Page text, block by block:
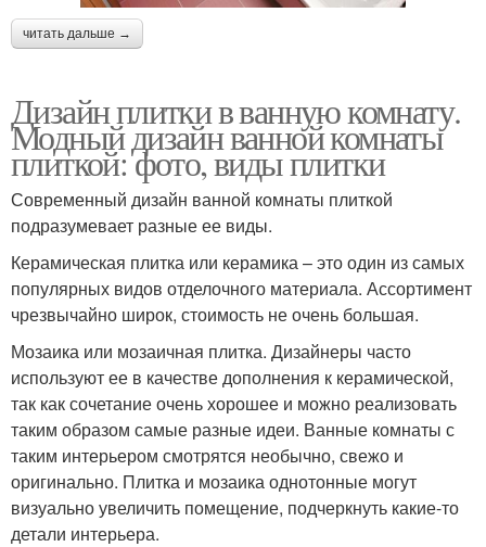
читать дальше →
Дизайн плитки в ванную комнату.
Модный дизайн ванной комнаты
плиткой: фото, виды плитки
Современный дизайн ванной комнаты плиткой
подразумевает разные ее виды.
Керамическая плитка или керамика – это один из самых
популярных видов отделочного материала. Ассортимент
чрезвычайно широк, стоимость не очень большая.
Мозаика или мозаичная плитка. Дизайнеры часто
используют ее в качестве дополнения к керамической,
так как сочетание очень хорошее и можно реализовать
таким образом самые разные идеи. Ванные комнаты с
таким интерьером смотрятся необычно, свежо и
оригинально. Плитка и мозаика однотонные могут
визуально увеличить помещение, подчеркнуть какие-то
детали интерьера.